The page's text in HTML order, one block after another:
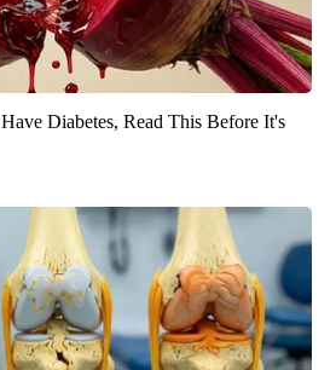
Diabetes, Read This Before It's